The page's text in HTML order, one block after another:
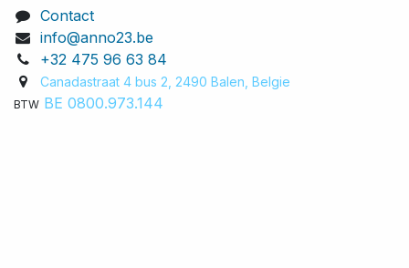
Contact
info@anno23.be
+32 475 96 63 84
Canadastraat 4 bus 2, 2490 Balen, Belgie​
BTW BE 0800.973.144